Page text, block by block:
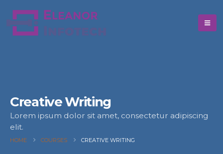
Creative Writing
Lorem ipsum dolor sit amet, consectetur adipiscing
elit.
HOME COURSES CREATIVE WRITING